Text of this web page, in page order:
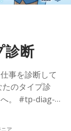
診断
事を診断して
のタイプ診
ア